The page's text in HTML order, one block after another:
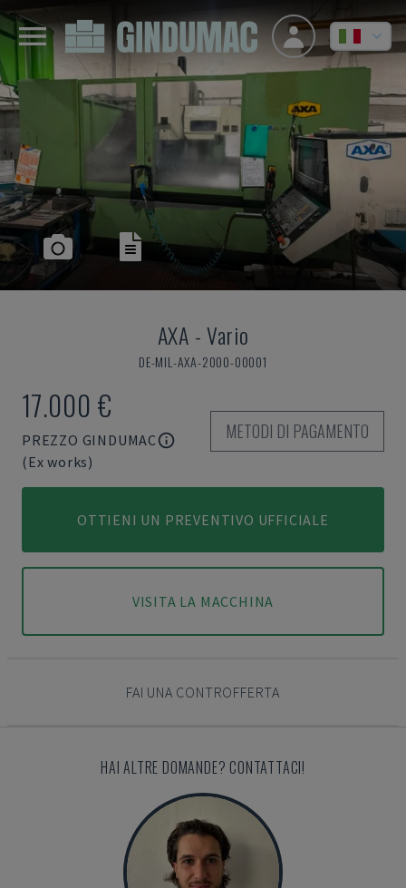
AXA -Vario
DE-MIL-AXA-2000-00001
17.000 €
PREZZO GINDUMAC
(Ex works)
METODI DI PAGAMENTO
OTTIENI UN PREVENTIVO UFFICIALE
VISITA LA MACCHINA
FAI UNA CONTROFFERTA
HAI ALTRE DOMANDE? CONTATTACI!